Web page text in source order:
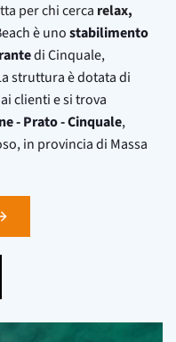
per chi cerca relax,
è unostabilimento
di Cinquale,
struttura è dotata di
clienti e si trova
- Prato - Cinquale,
in provincia di Massa